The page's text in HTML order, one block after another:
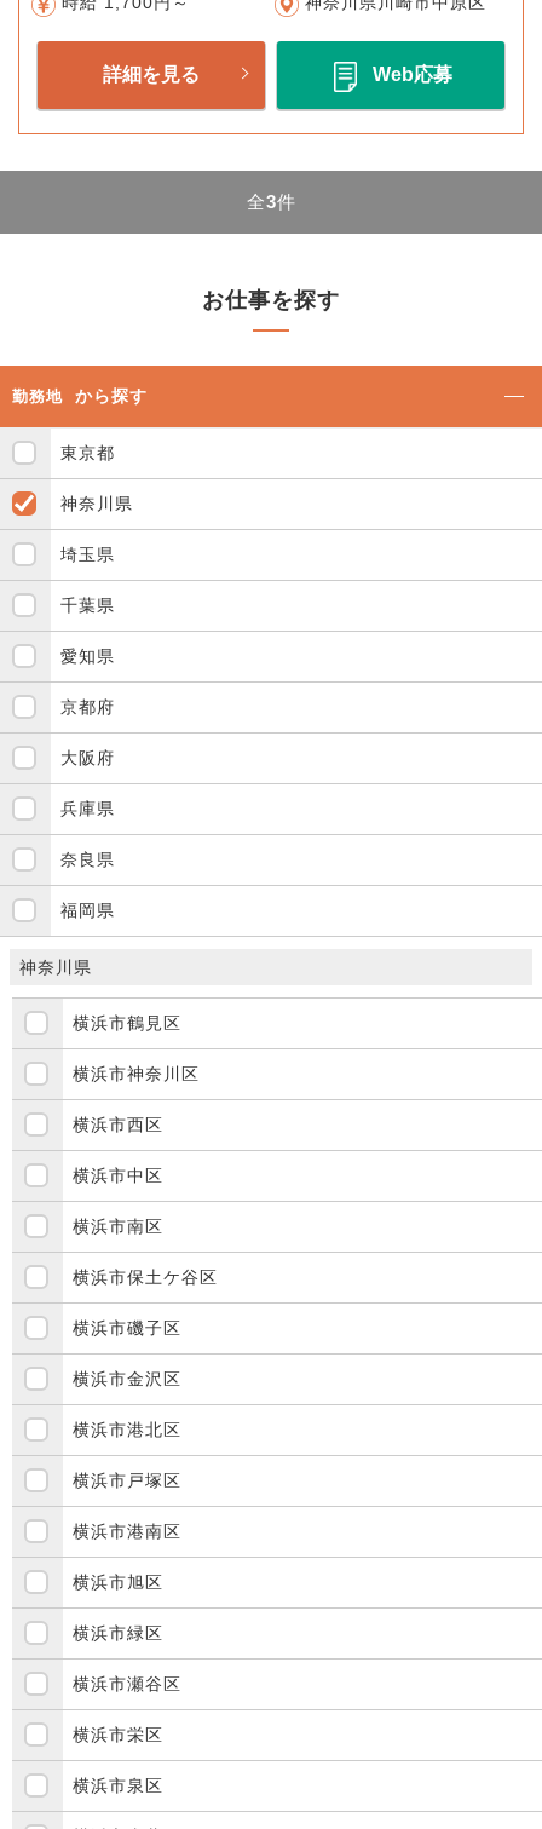
詳細を見る Web応募
全3件
お仕事を探す
勤務地 から探す
東京都
神奈川県
埼玉県
千葉県
愛知県
京都府
大阪府
兵庫県
奈良県
福岡県
神奈川県
横浜市鶴見区
横浜市神奈川区
横浜市西区
横浜市中区
横浜市南区
横浜市保土ケ谷区
横浜市磯子区
横浜市金沢区
横浜市港北区
横浜市戸塚区
横浜市港南区
横浜市旭区
横浜市緑区
横浜市瀬谷区
横浜市栄区
横浜市泉区